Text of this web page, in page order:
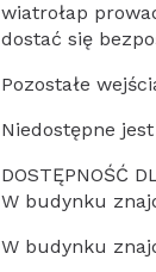
wiatrołap
dostać się
Pozostałe
Niedostępne
DOSTĘPNOŚĆ
W budynku
W budynku